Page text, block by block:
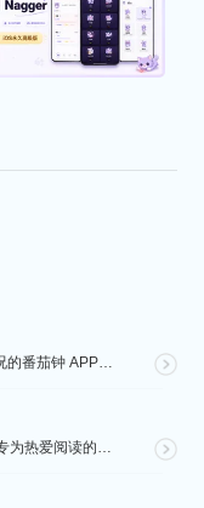
「番茄坐姿」配合耳机来监控坐姿情况的番茄钟 APP，轻盈的界面，让番茄工作法发挥最大效果，详细也整洁...
欢迎使用 Bookord。Bookord 是一款专为热爱阅读的人士设计的应用程序，旨在帮助用户记录每...